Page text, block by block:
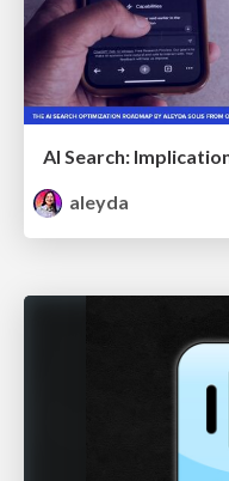
aleyda